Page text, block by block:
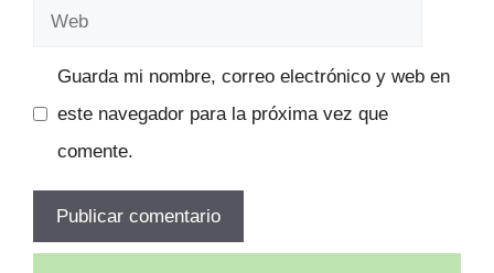
Web
Guarda mi nombre, correo electrónico y web en
este navegador para la próxima vez que
comente.